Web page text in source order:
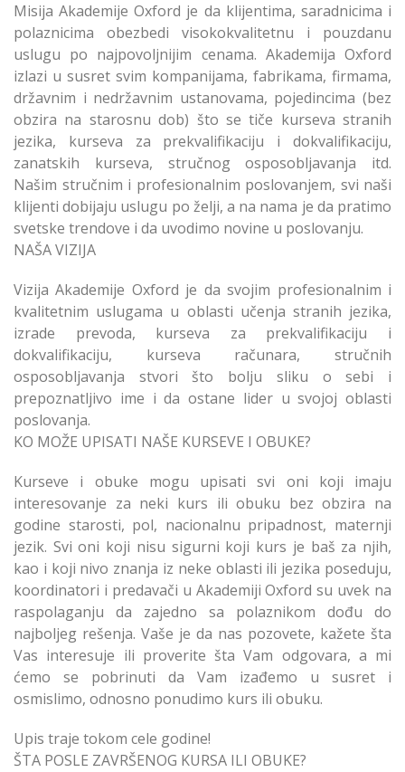
Misija Akademije Oxford je da klijentima, saradnicima i
polaznicima obezbedi visokokvalitetnu i pouzdanu
uslugu po najpovoljnijim cenama. Akademija Oxford
izlazi u susret svim kompanijama, fabrikama, firmama,
državnim i nedržavnim ustanovama, pojedincima (bez
obzira na starosnu dob) što se tiče kurseva stranih
jezika, kurseva za prekvalifikaciju i dokvalifikaciju,
zanatskih kurseva, stručnog osposobljavanja itd.
Našim stručnim i profesionalnim poslovanjem, svi naši
klijenti dobijaju uslugu po želji, a na nama je da pratimo
svetske trendove i da uvodimo novine u poslovanju.
NAŠA VIZIJA
Vizija Akademije Oxford je da svojim profesionalnim i
kvalitetnim uslugama u oblasti učenja stranih jezika,
izrade prevoda, kurseva za prekvalifikaciju i
dokvalifikaciju, kurseva računara, stručnih
osposobljavanja stvori što bolju sliku o sebi i
prepoznatljivo ime i da ostane lider u svojoj oblasti
poslovanja.
KO MOŽE UPISATI NAŠE KURSEVE I OBUKE?
Kurseve i obuke mogu upisati svi oni koji imaju
interesovanje za neki kurs ili obuku bez obzira na
godine starosti, pol, nacionalnu pripadnost, maternji
jezik. Svi oni koji nisu sigurni koji kurs je baš za njih,
kao i koji nivo znanja iz neke oblasti ili jezika poseduju,
koordinatori i predavači u Akademiji Oxford su uvek na
raspolaganju da zajedno sa polaznikom dođu do
najboljeg rešenja. Vaše je da nas pozovete, kažete šta
Vas interesuje ili proverite šta Vam odgovara, a mi
ćemo se pobrinuti da Vam izađemo u susret i
osmislimo, odnosno ponudimo kurs ili obuku.
Upis traje tokom cele godine!
ŠTA POSLE ZAVRŠENOG KURSA ILI OBUKE?